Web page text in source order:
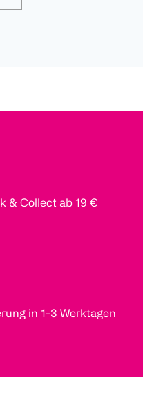
& Collect ab 19 €
in 1-3 Werktagen